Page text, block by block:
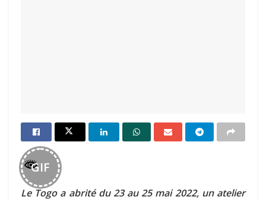
GIF
Le Togo a abrité du 23 au 25 mai 2022, un atelier